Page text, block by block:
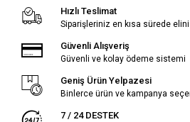
Hızlı Teslimat
Siparişleriniz en kısa sürede
Güvenli Alışveriş
Güvenli ve kolay ödeme sistemi
Geniş Ürün Yelpazesi
Binlerce ürün ve kampanya
7 / 24 DESTEK